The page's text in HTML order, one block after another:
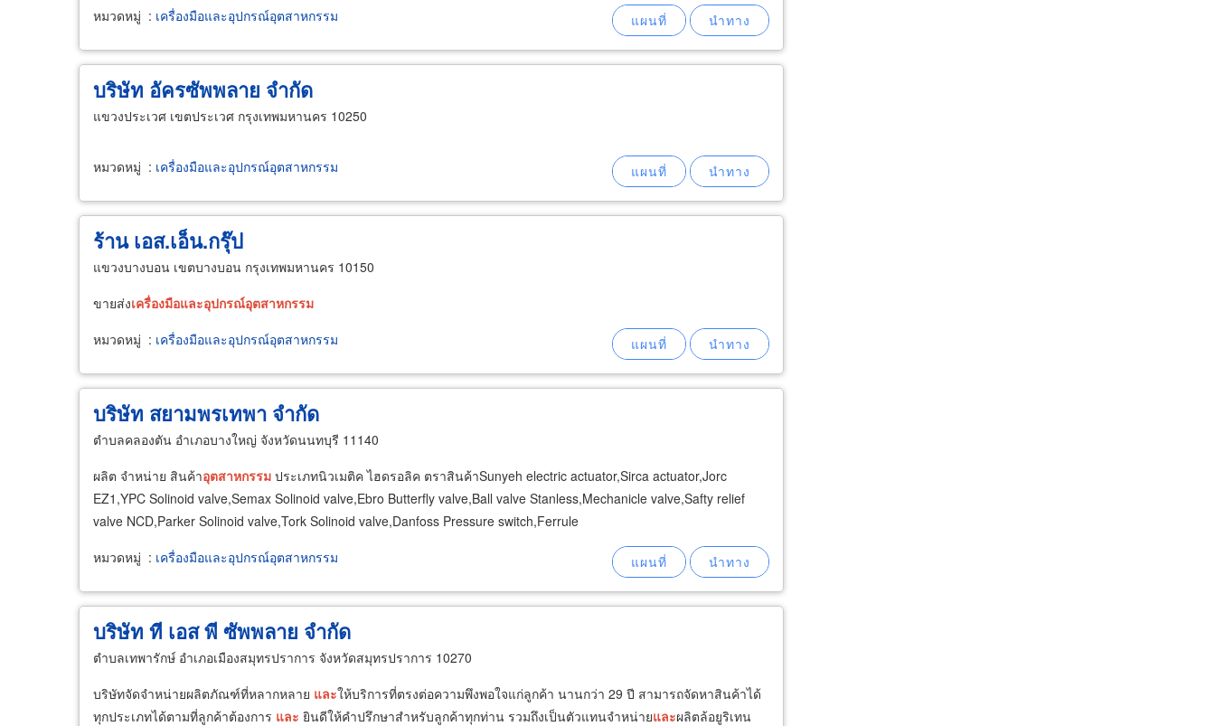
หมวดหมู่ : เครื่องมือและอุปกรณ์อุตสาหกรรม
บริษัท อัครซัพพลาย จำกัด
แขวงประเวศ เขตประเวศ กรุงเทพมหานคร 10250
หมวดหมู่ : เครื่องมือและอุปกรณ์อุตสาหกรรม
ร้าน เอส.เอ็น.กรุ๊ป
แขวงบางบอน เขตบางบอน กรุงเทพมหานคร 10150
ขายส่งเครื่องมือและอุปกรณ์อุตสาหกรรม
หมวดหมู่ : เครื่องมือและอุปกรณ์อุตสาหกรรม
บริษัท สยามพรเทพา จำกัด
ตำบลคลองตัน อำเภอบางใหญ่ จังหวัดนนทบุรี 11140
ผลิต จำหน่าย สินค้าอุตสาหกรรม ประเภทนิวเมติค ไฮดรอลิค ตราสินค้าSunyeh electric actuator,Sirca actuator,Jorc
EZ1,YPC Solinoid valve,Semax Solinoid valve,Ebro Butterfly valve,Ball valve Stanless,Mechanicle valve,Safty relief
valve NCD,Parker Solinoid valve,Tork Solinoid valve,Danfoss Pressure switch,Ferrule
หมวดหมู่ : เครื่องมือและอุปกรณ์อุตสาหกรรม
บริษัท ที เอส พี ซัพพลาย จำกัด
ตำบลเทพารักษ์ อำเภอเมืองสมุทรปราการ จังหวัดสมุทรปราการ 10270
บริษัทจัดจำหน่ายผลิตภัณฑ์ที่หลากหลาย และให้บริการที่ตรงต่อความพึงพอใจแก่ลูกค้า นานกว่า 29 ปี สามารถจัดหาสินค้าได้
ทุกประเภทได้ตามที่ลูกค้าต้องการ และ ยินดีให้คำปรึกษาสำหรับลูกค้าทุกท่าน รวมถึงเป็นตัวแทนจำหน่ายและผลิตล้อยูริเทน